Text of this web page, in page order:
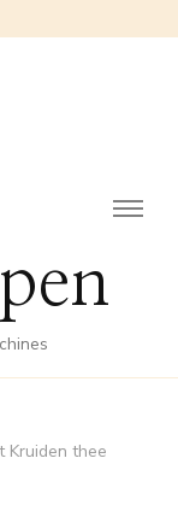
Kruiden thee